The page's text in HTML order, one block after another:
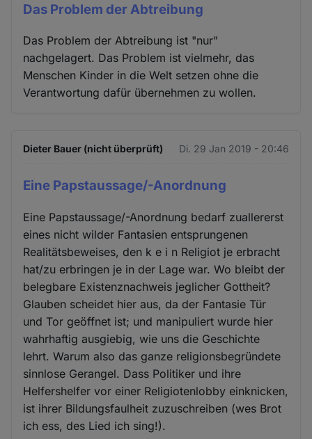
Das Problem der Abtreibung
Das Problem der Abtreibung ist "nur"
nachgelagert. Das Problem ist vielmehr, das
Menschen Kinder in die Welt setzen ohne die
Verantwortung dafür übernehmen zu wollen.
Dieter Bauer (nicht überprüft) Di. 29 Jan 2019 - 20:46
Eine Papstaussage/-Anordnung
Eine Papstaussage/-Anordnung bedarf zuallererst
eines nicht wilder Fantasien entsprungenen
Realitätsbeweises, den k e i n Religiot je erbracht
hat/zu erbringen je in der Lage war. Wo bleibt der
belegbare Existenznachweis jeglicher Gottheit?
Glauben scheidet hier aus, da der Fantasie Tür
und Tor geöffnet ist; und manipuliert wurde hier
wahrhaftig ausgiebig, wie uns die Geschichte
lehrt. Warum also das ganze religionsbegründete
sinnlose Gerangel. Dass Politiker und ihre
Helfershelfer vor einer Religiotenlobby einknicken,
ist ihrer Bildungsfaulheit zuzuschreiben (wes Brot
ich ess, des Lied ich sing!).